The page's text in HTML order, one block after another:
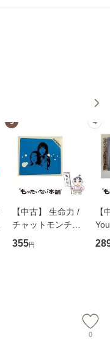
3
【中古】 生命力 /
チャットモンチー /
キューンレコード
[CD]【メール便送
355円
4
【
のが
0